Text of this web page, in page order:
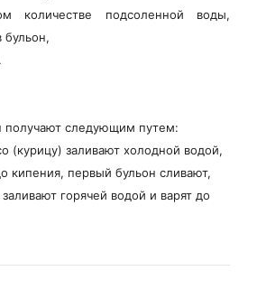
количестве подсоленной воды,
бульон,
получают следующим путем:
(курицу) заливают холодной водой,
кипения, первый бульон сливают,
горячей водой и варят до